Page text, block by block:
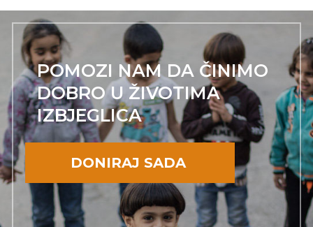
POMOZI NAM DA ČINIMO
DOBRO U ŽIVOTIMA
IZBJEGLICA
DONIRAJ SADA